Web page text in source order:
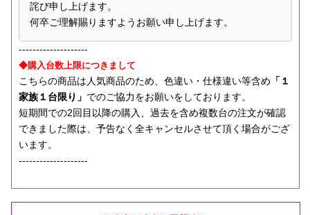
詫び申し上げます。
何卒ご理解賜りますようお願い申し上げます。
--------------------
◆購入台数上限につきまして
こちらの商品は人気商品のため、色違い・仕様違い等含め 「１
家族１台限り」 でのご協力をお願いをしております。
短期間での2回目以降の購入、過去を含め複数台の注文が確認
できました際は、予告なく全キャンセルさせて頂く場合がござ
います。
--------------------